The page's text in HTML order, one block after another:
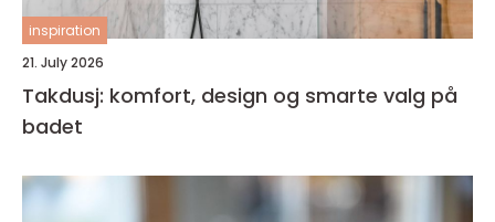
inspiration
21. July 2026
Takdusj: komfort, design og smarte valg på
badet